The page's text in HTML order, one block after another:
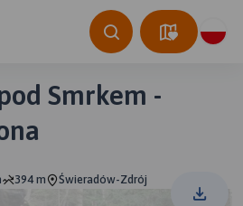
Smrkem -
394 m Świeradów-Zdrój